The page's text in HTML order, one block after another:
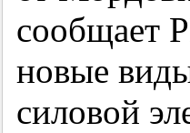
сообщает
новые
силовой